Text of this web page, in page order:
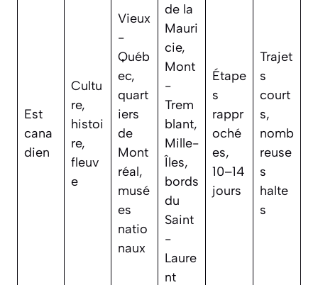
Est
cana
dien
Cultu
re,
histoi
re,
fleuv
e
Vieux
-
Québ
ec,
quart
iers
de
Mont
réal,
musé
es
natio
naux
de la
Mauri
cie,
Mont
-
Trem
blant,
Mille-
Îles,
bords
du
Saint
-
Laure
nt
Étape
s
rappr
oché
es,
10–14
jours
Trajet
s
court
s,
nomb
reuse
s
halte
s